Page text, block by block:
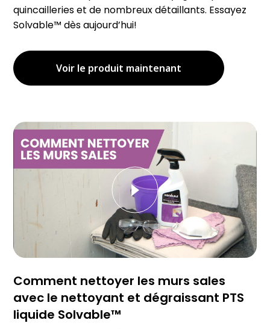
quincailleries et de nombreux détaillants. Essayez
Solvable™ dès aujourd’hui!
Voir le produit maintenant
Comment nettoyer les murs sales
avec le nettoyant et dégraissant PTS
liquide Solvable™